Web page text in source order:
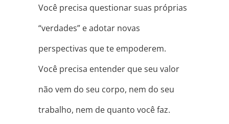
Você precisa questionar suas próprias
“verdades” e adotar novas
perspectivas que te empoderem. ⠀
Você precisa entender que seu valor
não vem do seu corpo, nem do seu
trabalho, nem de quanto você faz. ⠀